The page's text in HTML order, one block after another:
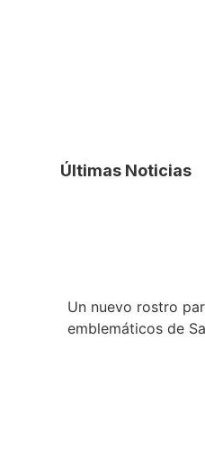
Últimas Noticias
Un nuevo rostro
emblemáticos de